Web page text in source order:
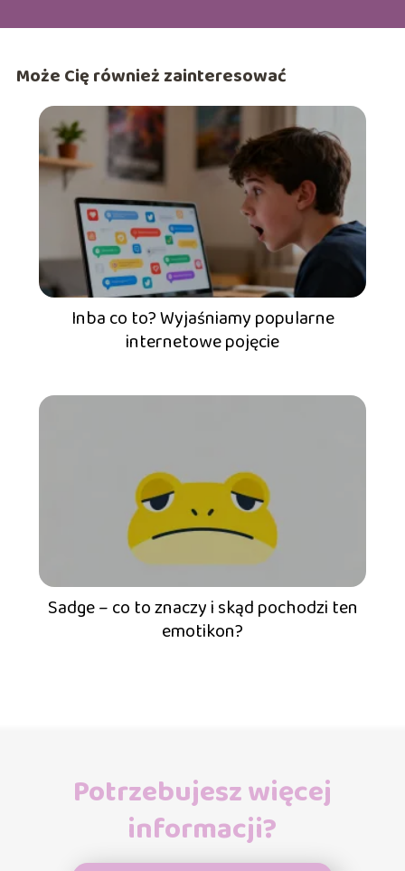
Może Cię również zainteresować
Inba co to? Wyjaśniamy popularne
internetowe pojęcie
Sadge – co to znaczy i skąd pochodzi ten
emotikon?
Potrzebujesz więcej
informacji?